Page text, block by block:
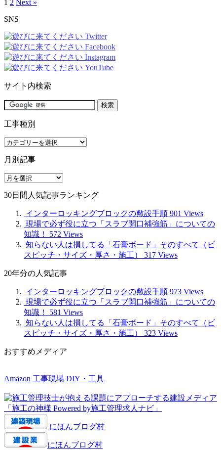
1 2 Next »
SNS
サイト内検索
工事種別
工
種
別
月別記事
月
記
30日間人気記事ランキング
インターロッキングブロックの敷設手順 901 Views
現場で必ず役に立つ「スラブ開口補強筋」についての
知識！
572 Views
知らない人は損してる「石膏ボード」そのすべて（ビ
スピッチ・サイズ・厚さ・施工）
317 Views
20年分の人気記事
インターロッキングブロックの敷設手順 973 Views
現場で必ず役に立つ「スラブ開口補強筋」についての
知識！
581 Views
知らない人は損してる「石膏ボード」そのすべて（ビ
スピッチ・サイズ・厚さ・施工）
323 Views
おすすめメディア
Amazon 工事現場 DIY・工具
にほんブログ村
にほんブログ村